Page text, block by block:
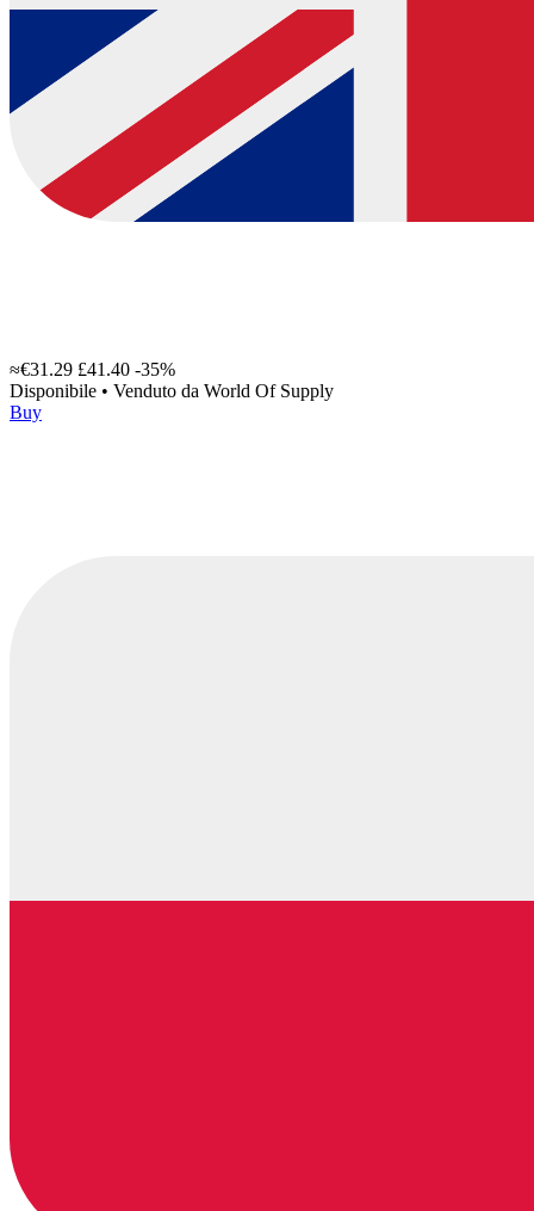
≈€31.29 £41.40 -35%
Disponibile • Venduto da World Of Supply
Buy